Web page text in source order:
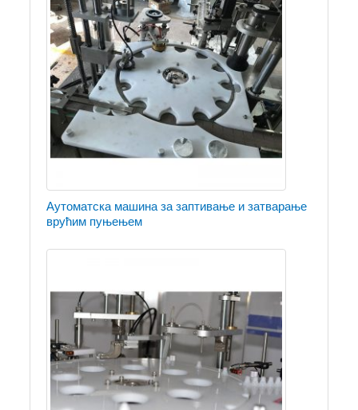
Аутоматска машина за заптивање и затварање
врућим пуњењем